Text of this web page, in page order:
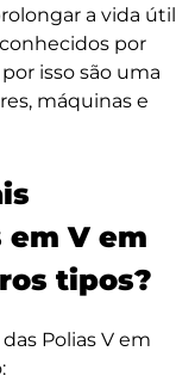
a vida útil
por
isso são uma
máquinas e
em V em
tipos?
Polias V em